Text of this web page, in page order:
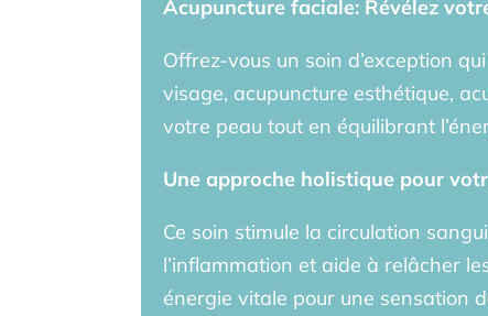
Acupuncture faciale: Révélez
Offrez-vous un soin d’exception
visage, acupuncture esthétique,
votre peau tout en équilibrant
Une approche holistique pour
Ce soin stimule la circulation
l’inflammation et aide à relâcher
énergie vitale pour une sensation